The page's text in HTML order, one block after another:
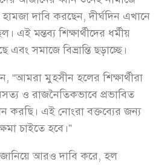
দাবি করছেন, দীর্ঘদিন এখানে
এই মন্তব্য শিক্ষার্থীদের ধর্মীয়
সমাজে বিভ্রান্তি ছড়াচ্ছে।
মুহসীন হলের শিক্ষার্থীরা
ও রাজনৈতিকভাবে প্রভাবিত
করছি। এই নোংরা বক্তব্যের জন্য
চাইতে হবে।”
আরও দাবি করে, হল